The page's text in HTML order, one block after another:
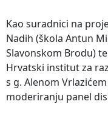
Kao suradnici na
Nadih (škola Antun
Slavonskom Brodu)
Hrvatski institut za
s g. Alenom
moderiranju panel